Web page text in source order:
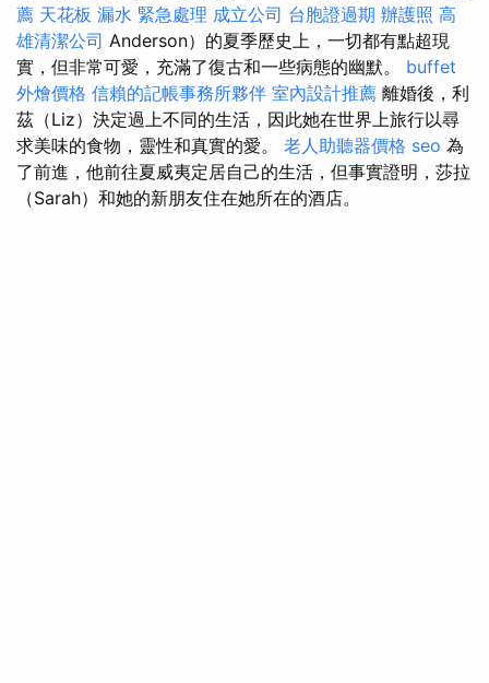
薦 天花板 漏水 緊急處理 成立公司 台胞證過期 辦護照 高
雄清潔公司 Anderson）的夏季歷史上，一切都有點超現
實，但非常可愛，充滿了復古和一些病態的幽默。 buffet
外燴價格 信賴的記帳事務所夥伴 室內設計推薦 離婚後，利
茲（Liz）決定過上不同的生活，因此她在世界上旅行以尋
求美味的食物，靈性和真實的愛。 老人助聽器價格 seo 為
了前進，他前往夏威夷定居自己的生活，但事實證明，莎拉
（Sarah）和她的新朋友住在她所在的酒店。